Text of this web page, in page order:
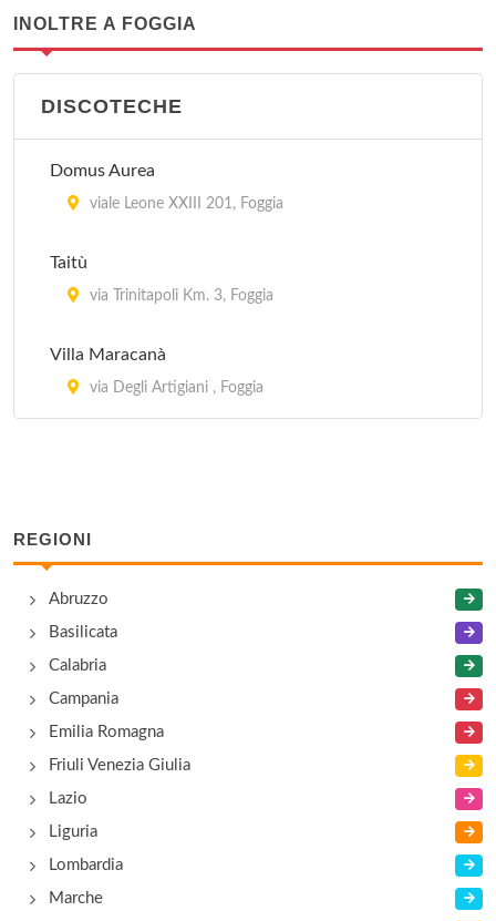
INOLTRE A FOGGIA
DISCOTECHE
Domus Aurea
viale Leone XXIII 201, Foggia
Taitù
via Trinitapoli Km. 3, Foggia
Villa Maracanà
via Degli Artigiani , Foggia
REGIONI
Abruzzo
Basilicata
Calabria
Campania
Emilia Romagna
Friuli Venezia Giulia
Lazio
Liguria
Lombardia
Marche